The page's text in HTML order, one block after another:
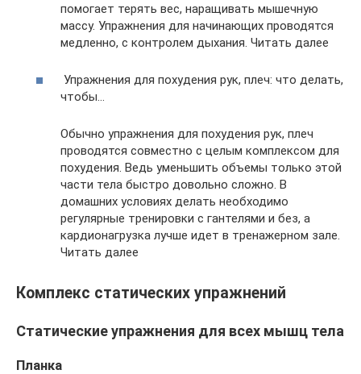
помогает терять вес, наращивать мышечную
массу. Упражнения для начинающих проводятся
медленно, с контролем дыхания. Читать далее
Упражнения для похудения рук, плеч: что делать,
чтобы…
Обычно упражнения для похудения рук, плеч
проводятся совместно с целым комплексом для
похудения. Ведь уменьшить объемы только этой
части тела быстро довольно сложно. В
домашних условиях делать необходимо
регулярные тренировки с гантелями и без, а
кардионагрузка лучше идет в тренажерном зале.
Читать далее
Комплекс статических упражнений
Статические упражнения для всех мышц тела
Планка